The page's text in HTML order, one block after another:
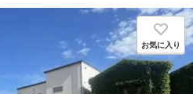
お気に入り